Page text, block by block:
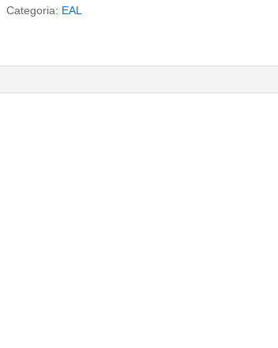
Libertação
Categoria: EAL